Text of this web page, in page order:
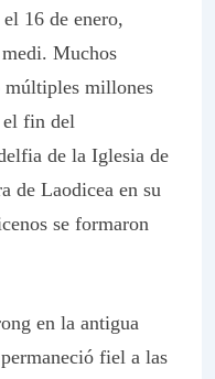
16 de enero,
Muchos
múltiples millones
el fin del
de la Iglesia de
de Laodicea en su
se formaron
en la antigua
fiel a las